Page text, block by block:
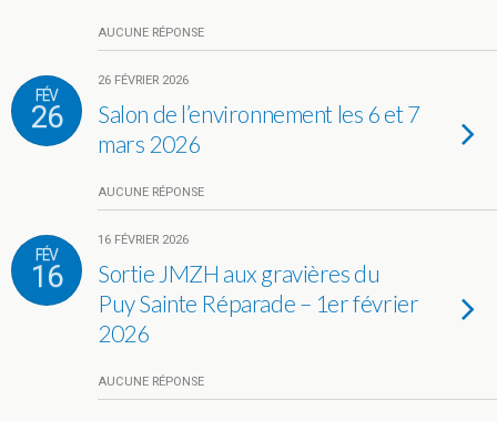
AUCUNE RÉPONSE
FÉV
26
26 FÉVRIER 2026
Salon de l’environnement les 6 et 7
mars 2026
AUCUNE RÉPONSE
FÉV
16
16 FÉVRIER 2026
Sortie JMZH aux gravières du
Puy Sainte Réparade – 1er février
2026
AUCUNE RÉPONSE